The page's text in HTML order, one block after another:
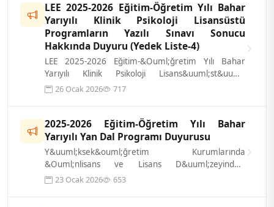
LEE 2025-2026 Eğitim-Öğretim Yılı Bahar
Yarıyılı Klinik Psikoloji Lisansüstü
Programların Yazılı Sınavı Sonucu
Hakkında Duyuru (Yedek Liste-4)
LEE 2025-2026 Eğitim-&Ouml;ğretim Yılı Bahar
Yarıyılı Klinik Psikoloji Lisans&uuml;st&uuml;
Programların Yazılı Sınavı sonucu ilgi...
26 Ocak 2026 717
2025-2026 Eğitim-Öğretim Yılı Bahar
Yarıyılı Yan Dal Programı Duyurusu
Y&uuml;ksek&ouml;ğretim Kurumlarında
&Ouml;nlisans ve Lisans D&uuml;zeyindeki
Programlar Arasında Ge&ccedil;iş, &Ccedil;ift
23 Ocak 2026 653